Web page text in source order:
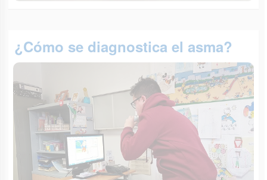
¿Cómo se diagnostica el asma?